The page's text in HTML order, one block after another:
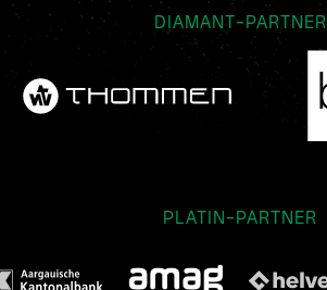
DIAMANT-PARTNER
PLATIN-PARTNER